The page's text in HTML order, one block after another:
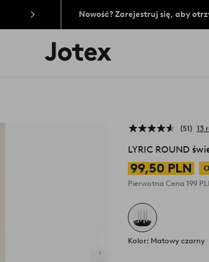
Nowość? Zarejestruj się, aby
Logo
Jotex
51 13
LYRIC ROUND
99,50 PLN
Pierwotna Cena199
Kolor: Matowy czarny